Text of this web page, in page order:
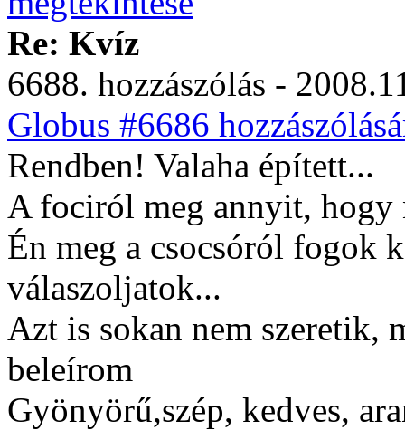
Re: Kvíz
6688. hozzászólás -
Globus #6686
Rendben! Valaha épített...
A fociról meg annyit, hogy
Én meg a csocsóról fogok
válaszoljatok...
Azt is sokan nem szeretik,
beleírom
Gyönyörű,szép, kedves,